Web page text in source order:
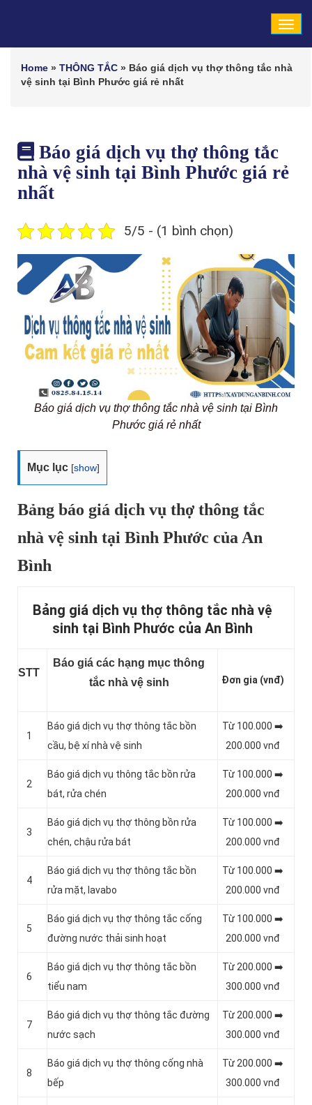
Home » THÔNG TẮC » Báo giá dịch vụ thợ thông tắc nhà
vệ sinh tại Bình Phước giá rẻ nhất
Báo giá dịch vụ thợ thông tắc
nhà vệ sinh tại Bình Phước giá rẻ
nhất
5/5 - (1 bình chọn)
Báo giá dịch vụ thợ thông tắc nhà vệ sinh tại Bình
Phước giá rẻ nhất
Mục lục [show]
Bảng báo giá dịch vụ thợ thông tắc
nhà vệ sinh tại Bình Phước của An
Bình
Bảng giá dịch vụ thợ thông tắc nhà vệ
sinh tại Bình Phước của An Bình
STT
Báo giá các hạng mục thông
tắc nhà vệ sinh
Đơn gia (vnđ)
1
Báo giá dịch vụ thợ thông tắc bồn
cầu, bệ xí nhà vệ sinh
Từ 100.000 ➡️
200.000 vnđ
2
Báo giá dịch vụ thông tắc bồn rửa
bát, rửa chén
Từ 100.000 ➡️
200.000 vnđ
3
Báo giá dịch vụ thợ thông bồn rửa
chén, chậu rửa bát
Từ 100.000 ➡️
200.000 vnđ
4
Báo giá dịch vụ thợ thông tắc bồn
rửa mặt, lavabo
Từ 100.000 ➡️
200.000 vnđ
5
‎Báo giá dịch vụ thợ thông tắc cống
đường nước thải sinh hoạt
Từ 100.000 ➡️
200.000 vnđ
6
Báo giá dịch vụ thợ thông tắc bồn
tiểu nam
Từ 200.000 ➡️
300.000 vnđ
7
Báo giá dịch vụ thợ thông tắc đường
nước sạch
Từ 200.000 ➡️
300.000 vnđ
8
Báo giá dịch vụ thợ thông cống nhà
bếp
Từ 200.000 ➡️
300.000 vnđ